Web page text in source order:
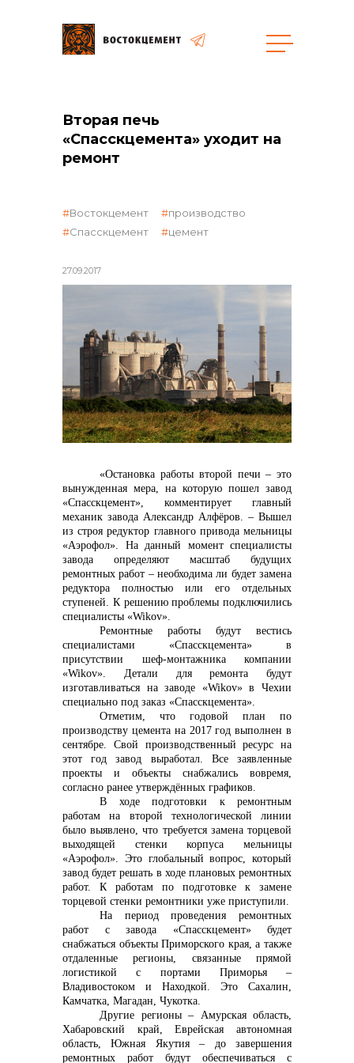
Закупки
общая информация
объявленные закупки
контакты отдела закупок
Контакты
+7 (423) 234 50 50
info@vostokcement.ru
Вторая печь
«Спасскцемента» уходит на
ремонт
27.09.2017
Востокцемент
производство
Спасскцемент
цемент
«Остановка работы второй печи – это
вынужденная мера, на которую пошел завод
«Спасскцемент», комментирует главный
механик завода Александр Алфёров. – Вышел
из строя редуктор главного привода мельницы
«Аэрофол». На данный момент специалисты
завода определяют масштаб будущих
ремонтных работ – необходима ли будет замена
редуктора полностью или его отдельных
ступеней. К решению проблемы подключились
специалисты «Wikov».
Ремонтные работы будут вестись
специалистами «Спасскцемента» в
присутствии шеф-монтажника компании
«Wikov». Детали для ремонта будут
изготавливаться на заводе «Wikov» в Чехии
специально под заказ «Спасскцемента».
Отметим, что годовой план по
производству цемента на 2017 год выполнен в
сентябре. Свой производственный ресурс на
этот год завод выработал. Все заявленные
проекты и объекты снабжались вовремя,
согласно ранее утверждённых графиков.
В ходе подготовки к ремонтным
работам на второй технологической линии
было выявлено, что требуется замена торцевой
выходящей стенки корпуса мельницы
«Аэрофол». Это глобальный вопрос, который
завод будет решать в ходе плановых ремонтных
работ. К работам по подготовке к замене
торцевой стенки ремонтники уже приступили.
На период проведения ремонтных
работ с завода «Спасскцемент» будет
снабжаться объекты Приморского края, а также
отдаленные регионы, связанные прямой
логистикой с портами Приморья –
Владивостоком и Находкой. Это Сахалин,
Камчатка, Магадан, Чукотка.
Другие регионы – Амурская область,
Хабаровский край, Еврейская автономная
область, Южная Якутия – до завершения
ремонтных работ будут обеспечиваться с